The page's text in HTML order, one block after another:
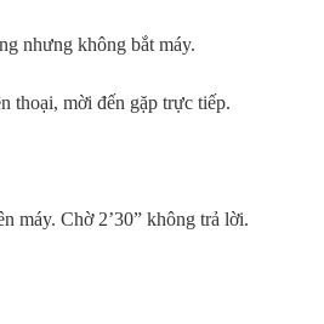
nhưng không bắt máy.
thoại, mời đến gặp trực tiếp.
máy. Chờ 2’30” không trả lời.